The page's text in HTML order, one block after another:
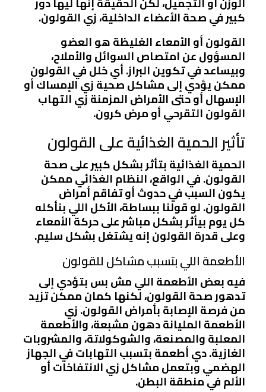
كبير في صحة الأعضاء الداخلية، زي القولون.
القولون أو الأمعاء الغليظة هو العضو
المسؤول عن امتصاص السوائل والأملاح،
وبيساعد في تكوين البراز. أي خلل في القولون
ممكن يؤدي إلى مشاكل صحية زي الإمساك أو
الإسهال أو حتى الأمراض المزمنة زي التهاب
القولون التقرحي أو مرض كرون.
تأثير الحمية الغذائية على القولون
الحمية الغذائية بتأثر بشكل كبير على صحة
القولون. في الواقع، النظام الغذائي ممكن
يكون السبب في حدوث أو تفاقم أمراض
القولون. لو قولنا ببساطة، الأكل اللي بنأكله
كل يوم بيأثر بشكل مباشر على حركة الأمعاء
وعلى قدرة القولون إنه يشتغل بشكل سليم.
الأطعمة اللي بتسبب مشاكل للقولون
فيه بعض الأطعمة اللي مش بس بتؤدي إلى
تدهور صحة القولون، لكنها كمان ممكن تزيد
من فرصة الإصابة بأمراض القولون. زي
الأطعمة المليانة دهون مشبعة، والأطعمة
المعلبة والمصنعة، والشوكولاتة، والمشروبات
الغازية. دي أطعمة بتسبب التهابات في الجهاز
الهضمي وبتعمل مشاكل زي الانتفاخات أو
الألم في منطقة البطن.